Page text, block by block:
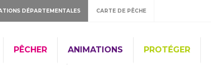
DÉPARTEMENTALES CARTE DE PÊCHE
PÊCHER ANIMATIONS PROTÉGER